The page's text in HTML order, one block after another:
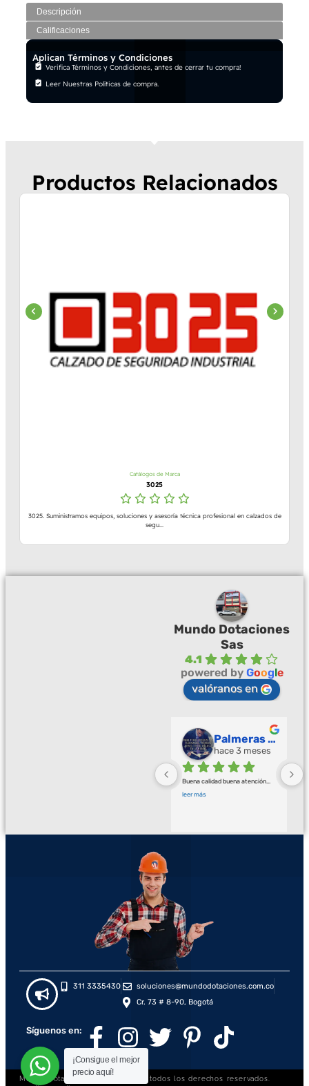
Descripción
Calificaciones
Aplican Términos y Condiciones
Verifica Términos y Condiciones, antes de cerrar tu compra!
Leer Nuestras Políticas de compra.
Productos Relacionados
Catálogos de Marca
3025
3025. Suministramos equipos, soluciones y asesoría técnica profesional en calzados de
segu...
Mundo Dotaciones
Sas
4.1
powered by Google
valóranos en
Palmeras Doradas
hace 3 meses
Buena calidad buena atención
leer más
311 3335430
soluciones@mundodotaciones.com.co
Cr. 73 # 8-90, Bogotá
Síguenos en:
Mundo Dotaciones S.A.S., © 2026, todos los derechos reservados.
¡Consigue el mejor
precio aquí!